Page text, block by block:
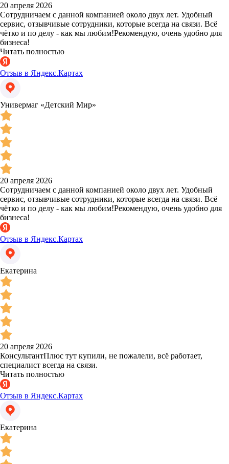
20 апреля 2026
Сотрудничаем с данной компанией около двух лет. Удобный
сервис, отзывчивые сотрудники, которые всегда на связи. Всё
чётко и по делу - как мы любим!Рекомендую, очень удобно для
бизнеса!
Читать полностью
Отзыв в Яндекс.Картах
Универмаг «Детский Мир»
20 апреля 2026
Сотрудничаем с данной компанией около двух лет. Удобный
сервис, отзывчивые сотрудники, которые всегда на связи. Всё
чётко и по делу - как мы любим!Рекомендую, очень удобно для
бизнеса!
Отзыв в Яндекс.Картах
Екатерина
20 апреля 2026
КонсультантПлюс тут купили, не пожалели, всё работает,
специалист всегда на связи.
Читать полностью
Отзыв в Яндекс.Картах
Екатерина